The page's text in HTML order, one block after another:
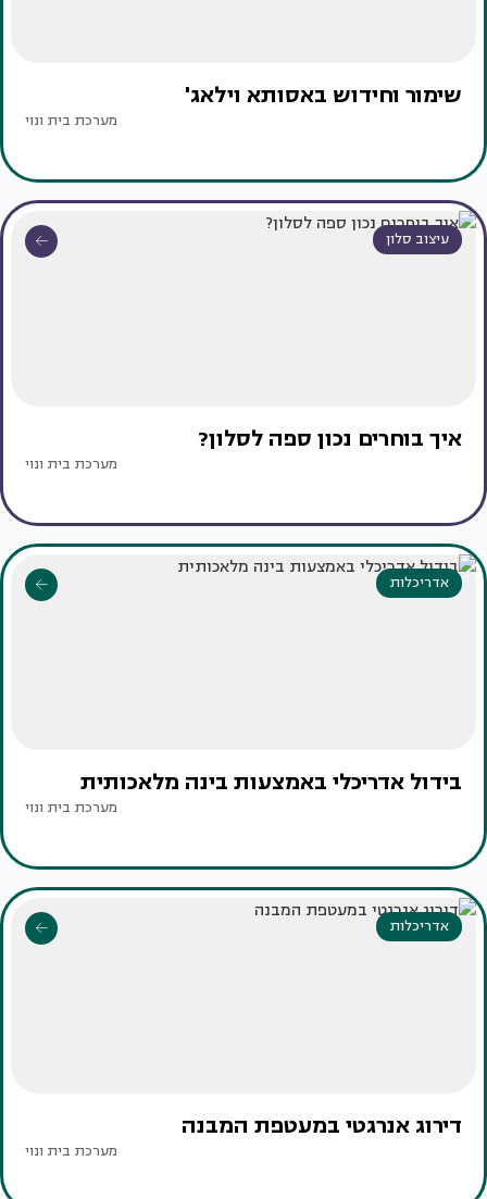
שימור וחידוש באסותא וילאג'
מערכת בית ונוי
עיצוב סלון
איך בוחרים נכון ספה לסלון?
מערכת בית ונוי
אדריכלות
בידול אדריכלי באמצעות בינה מלאכותית
מערכת בית ונוי
אדריכלות
דירוג אנרגטי במעטפת המבנה
מערכת בית ונוי